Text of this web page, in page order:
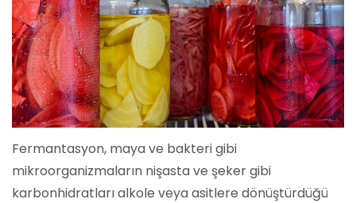
Fermantasyon, maya ve bakteri gibi
mikroorganizmaların nişasta ve şeker gibi
karbonhidratları alkole veya asitlere dönüştürdüğü